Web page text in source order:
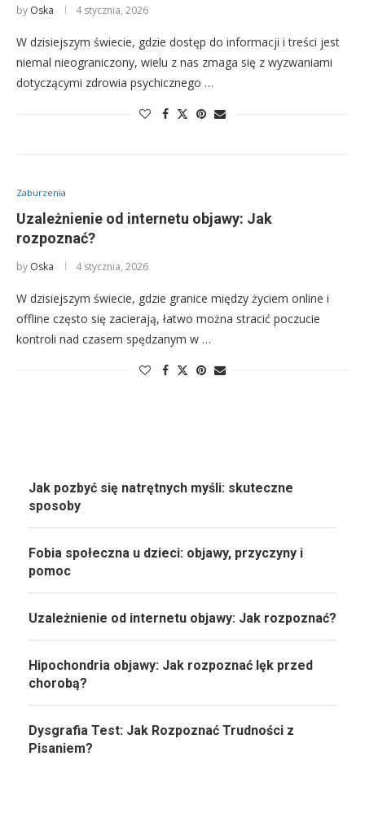
by Oska 4 stycznia, 2026
W dzisiejszym świecie, gdzie dostęp do informacji i treści jest
niemal nieograniczony, wielu z nas zmaga się z wyzwaniami
dotyczącymi zdrowia psychicznego …
Zaburzenia
Uzależnienie od internetu objawy: Jak
rozpoznać?
by Oska 4 stycznia, 2026
W dzisiejszym świecie, gdzie granice między życiem online i
offline często się zacierają, łatwo można stracić poczucie
kontroli nad czasem spędzanym w …
Jak pozbyć się natrętnych myśli: skuteczne
sposoby
Fobia społeczna u dzieci: objawy, przyczyny i
pomoc
Uzależnienie od internetu objawy: Jak rozpoznać?
Hipochondria objawy: Jak rozpoznać lęk przed
chorobą?
Dysgrafia Test: Jak Rozpoznać Trudności z
Pisaniem?